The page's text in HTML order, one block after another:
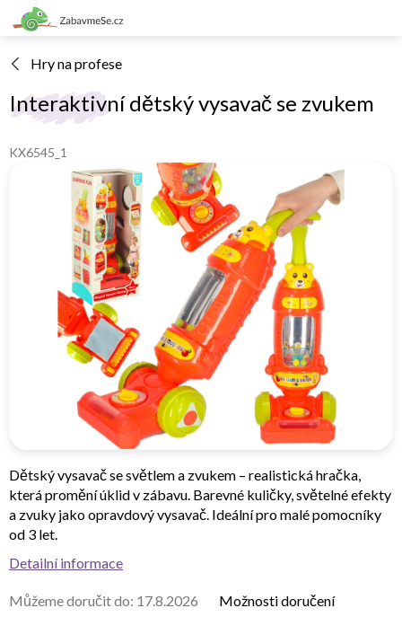
Přejít
na
Hry na profese
Interaktivní dětský vysavač se zvukem
KX6545_1
Můžeme doručit do: 17.8.2026 Možnosti doručení
Dětský vysavač se světlem a zvukem – realistická hračka,
která promění úklid v zábavu. Barevné kuličky, světelné efekty
a zvuky jako opravdový vysavač. Ideální pro malé pomocníky
od 3 let.
Detailní informace